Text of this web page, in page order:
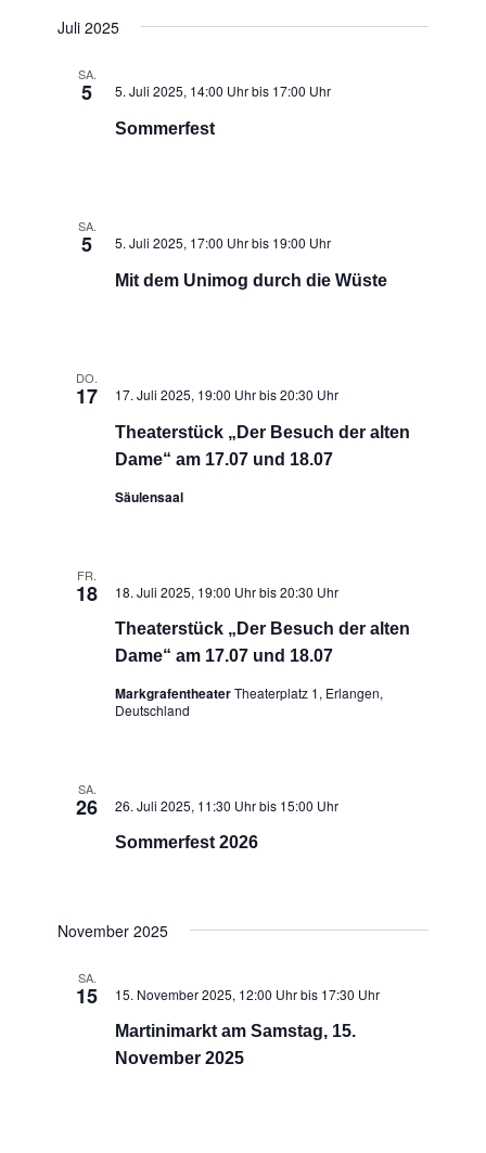
Juli 2025
SA.
5 5. Juli 2025, 14:00 Uhrbis 17:00 Uhr
Sommerfest
SA.
5 5. Juli 2025, 17:00 Uhrbis 19:00 Uhr
Mit dem Unimog durch die Wüste
DO.
17 17. Juli 2025, 19:00 Uhrbis20:30 Uhr
Theaterstück „Der Besuch der alten
Dame“ am 17.07 und 18.07
Säulensaal
FR.
18 18. Juli 2025, 19:00 Uhrbis20:30 Uhr
Theaterstück „Der Besuch der alten
Dame“ am 17.07 und 18.07
MarkgrafentheaterTheaterplatz 1, Erlangen,
Deutschland
SA.
26 26. Juli 2025, 11:30 Uhrbis 15:00 Uhr
Sommerfest 2026
November 2025
SA.
15 15. November 2025, 12:00 Uhrbis 17:30 Uhr
Martinimarkt am Samstag, 15.
November 2025